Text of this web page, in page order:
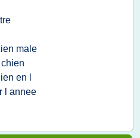
male
en l
l annee